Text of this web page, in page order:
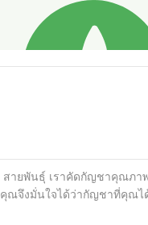
ายพันธุ์ เราคัดกัญชาคุณภ
จึงมั่นใจได้ว่ากัญชาที่คุณไ